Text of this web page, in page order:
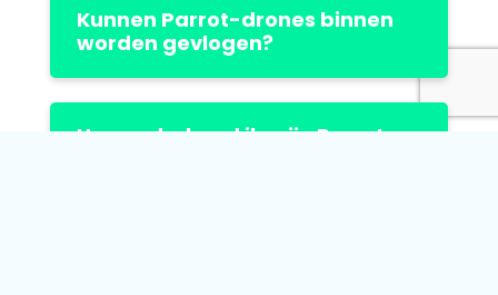
Kunnen Parrot-drones binnen
worden gevlogen?
Hoe onderhoud ik mijn Parrot